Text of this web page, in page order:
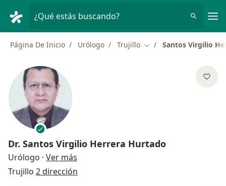
¿Qué estás buscando?
Página De Inicio Urólogo Trujillo Cambiar de ciudad
Santos Virgilio
Dr. Santos Virgilio Herrera Hurtado
Urólogo · Ver más
Trujillo 2 dirección